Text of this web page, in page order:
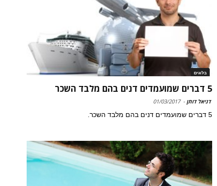
בלוגים
5 דברים שמועמדים דנים בהם מלבד השכר
דניאל דותן -
01/03/2017
5 דברים שמועמדים דנים בהם מלבד השכר.